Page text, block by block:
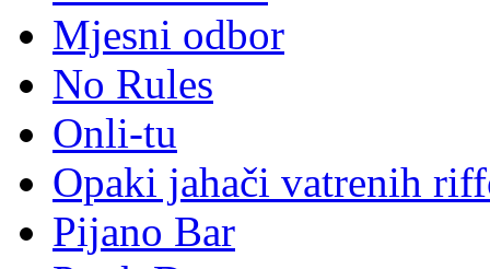
Mjesni odbor
No Rules
Onli-tu
Opaki jahači vatrenih
Pijano Bar